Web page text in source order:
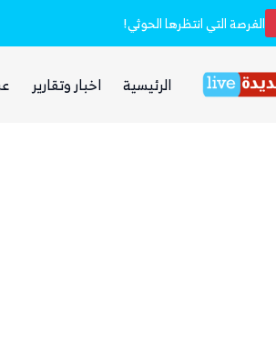
الفرصة التي انتظرها الحوثي!
بينما يجوع اليمنيون.. شبكات حوثية تتقاسم عقارات
الرئيسية اخبار وتقارير